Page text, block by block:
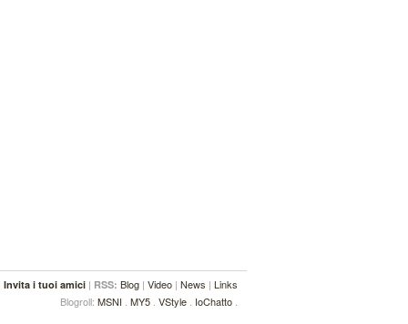
Invita i tuoi amici | RSS: Blog | Video | News | Links
Blogroll: MSNI MY5 VStyle IoChatto